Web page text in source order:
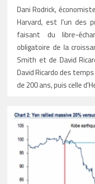
Dani Rodrick,
Harvard, est l'un des
faisant du libre-
obligatoire de la
Smith et de David
David Ricardo des
de 200 ans, puis celle